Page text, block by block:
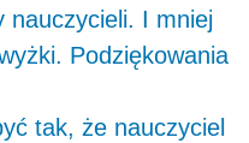
nauczycieli. I mniej
Podziękowania
tak, że nauczyciel